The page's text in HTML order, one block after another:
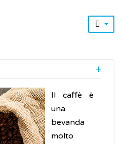
Il caffè è
una
bevanda
molto